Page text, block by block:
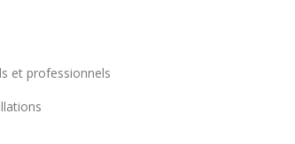
et professionnels